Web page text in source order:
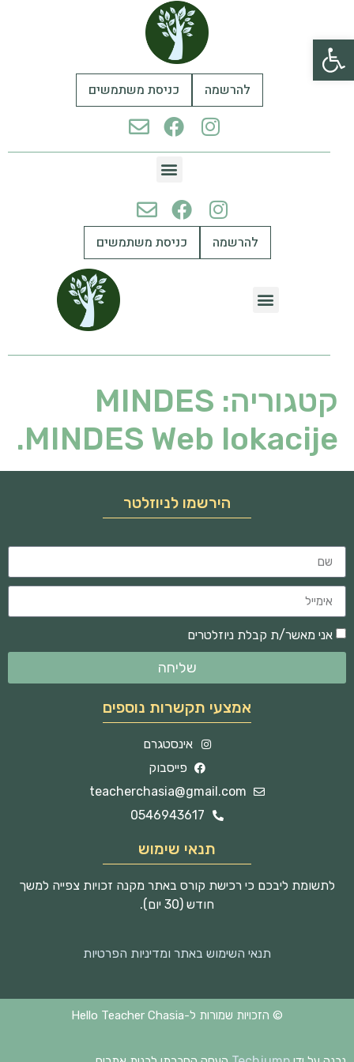
פתח סרגל נגישות
להרשמה כניסת משתמשים
להרשמה כניסת משתמשים
קטגוריה: MINDES
MINDES Web lokacije.
הירשמו לניוזלטר
אני מאשר/ת קבלת ניוזלטרים
שליחה
אמצעי תקשרות נוספים
אינסטגרם
פייסבוק
teacherchasia@gmail.com
0546943617
תנאי שימוש
לתשומת ליבכם כי רכישת קורס באתר מקנה זכויות צפייה למשך
חודש (30 יום).
תנאי השימוש באתר ומדיניות הפרטיות
© הזכויות שמורות ל-Hello Teacher Chasia